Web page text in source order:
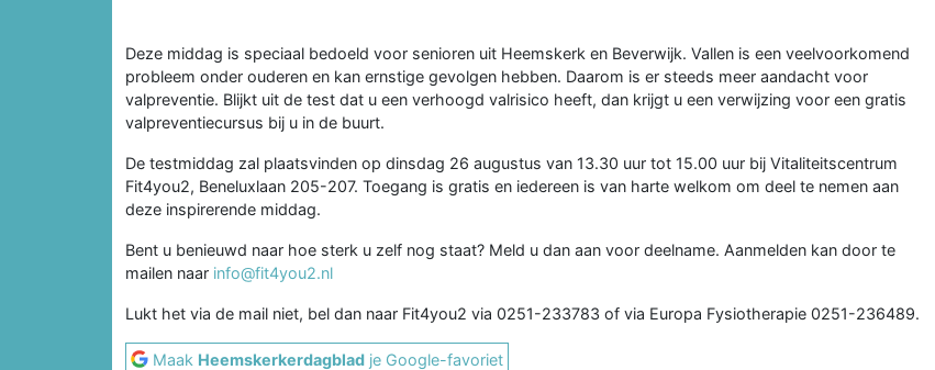
Deze middag is speciaal bedoeld voor senioren uit Heemskerk en Beverwijk. Vallen is een veelvoorkomend
probleem onder ouderen en kan ernstige gevolgen hebben. Daarom is er steeds meer aandacht voor
valpreventie. Blijkt uit de test dat u een verhoogd valrisico heeft, dan krijgt u een verwijzing voor een gratis
valpreventiecursus bij u in de buurt.
De testmiddag zal plaatsvinden op dinsdag 26 augustus van 13.30 uur tot 15.00 uur bij Vitaliteitscentrum
Fit4you2, Beneluxlaan 205-207. Toegang is gratis en iedereen is van harte welkom om deel te nemen aan
deze inspirerende middag.
Bent u benieuwd naar hoe sterk u zelf nog staat? Meld u dan aan voor deelname. Aanmelden kan door te
mailen naar info@fit4you2.nl
Lukt het via de mail niet, bel dan naar Fit4you2 via 0251-233783 of via Europa Fysiotherapie 0251-236489.
Maak Heemskerkerdagblad je Google-favoriet